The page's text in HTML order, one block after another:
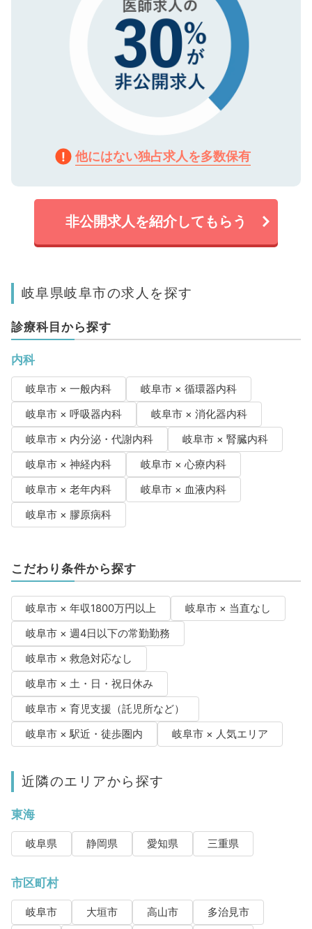
他にはない独占求人を多数保有
非公開求人を紹介してもらう
岐阜県岐阜市の求人を探す
診療科目から探す
内科
岐阜市 × 一般内科
岐阜市 × 循環器内科
岐阜市 × 呼吸器内科
岐阜市 × 消化器内科
岐阜市 × 内分泌・代謝内科
岐阜市 × 腎臓内科
岐阜市 × 神経内科
岐阜市 × 心療内科
岐阜市 × 老年内科
岐阜市 × 血液内科
岐阜市 × 膠原病科
こだわり条件から探す
岐阜市 × 年収1800万円以上
岐阜市 × 当直なし
岐阜市 × 週4日以下の常勤勤務
岐阜市 × 救急対応なし
岐阜市 × 土・日・祝日休み
岐阜市 × 育児支援（託児所など）
岐阜市 × 駅近・徒歩圏内
岐阜市 × 人気エリア
近隣のエリアから探す
東海
岐阜県 静岡県 愛知県 三重県
市区町村
岐阜市 大垣市 高山市
多治見市